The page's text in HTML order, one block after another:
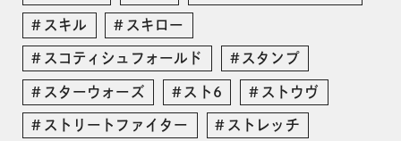
スキル スキロー
スコティシュフォールド スタンプ
スターウォーズ スト6 ストウヴ
ストリートファイター ストレッチ